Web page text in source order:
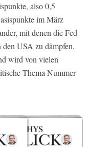
also 0,5
im März
mit denen die Fed
den USA zu dämpfen.
wird von vielen
Thema Nummer